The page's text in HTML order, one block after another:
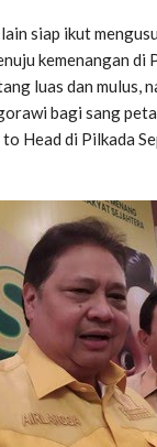
siap ikut
kemenangan di
luas dan mulus,
bagi sang
to Head di Pilkada